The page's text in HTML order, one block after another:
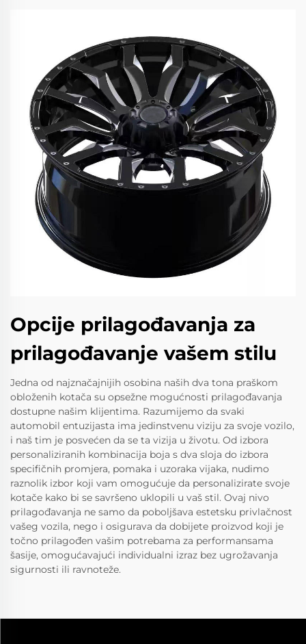
Opcije prilagođavanja za
prilagođavanje vašem stilu
Jedna od najznačajnijih osobina naših dva tona praškom
obloženih kotača su opsežne mogućnosti prilagođavanja
dostupne našim klijentima. Razumijemo da svaki
automobil entuzijasta ima jedinstvenu viziju za svoje vozilo,
i naš tim je posvećen da se ta vizija u životu. Od izbora
personaliziranih kombinacija boja s dva sloja do izbora
specifičnih promjera, pomaka i uzoraka vijaka, nudimo
raznolik izbor koji vam omogućuje da personalizirate svoje
kotače kako bi se savršeno uklopili u vaš stil. Ovaj nivo
prilagođavanja ne samo da poboljšava estetsku privlačnost
vašeg vozila, nego i osigurava da dobijete proizvod koji je
točno prilagođen vašim potrebama za performansama
šasije, omogućavajući individualni izraz bez ugrožavanja
sigurnosti ili ravnoteže.